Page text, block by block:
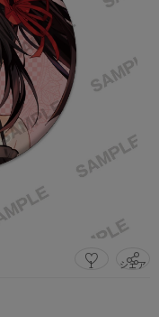
1 シェア